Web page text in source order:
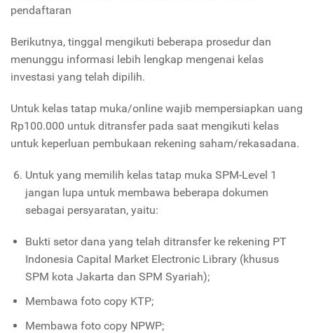
pendaftaran
Berikutnya, tinggal mengikuti beberapa prosedur dan
menunggu informasi lebih lengkap mengenai kelas
investasi yang telah dipilih.
Untuk kelas tatap muka/online wajib mempersiapkan uang
Rp100.000 untuk ditransfer pada saat mengikuti kelas
untuk keperluan pembukaan rekening saham/rekasadana.
Untuk yang memilih kelas tatap muka SPM-Level 1
jangan lupa untuk membawa beberapa dokumen
sebagai persyaratan, yaitu:
Bukti setor dana yang telah ditransfer ke rekening PT
Indonesia Capital Market Electronic Library (khusus
SPM kota Jakarta dan SPM Syariah);
Membawa foto copy KTP;
Membawa foto copy NPWP;